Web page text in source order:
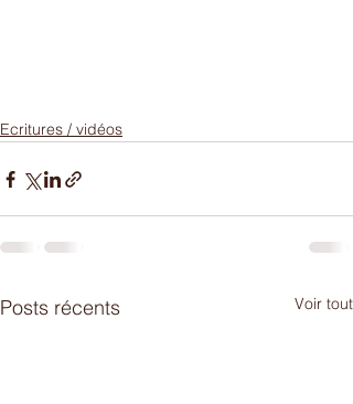
Ecritures / vidéos
Posts récents Voir tout